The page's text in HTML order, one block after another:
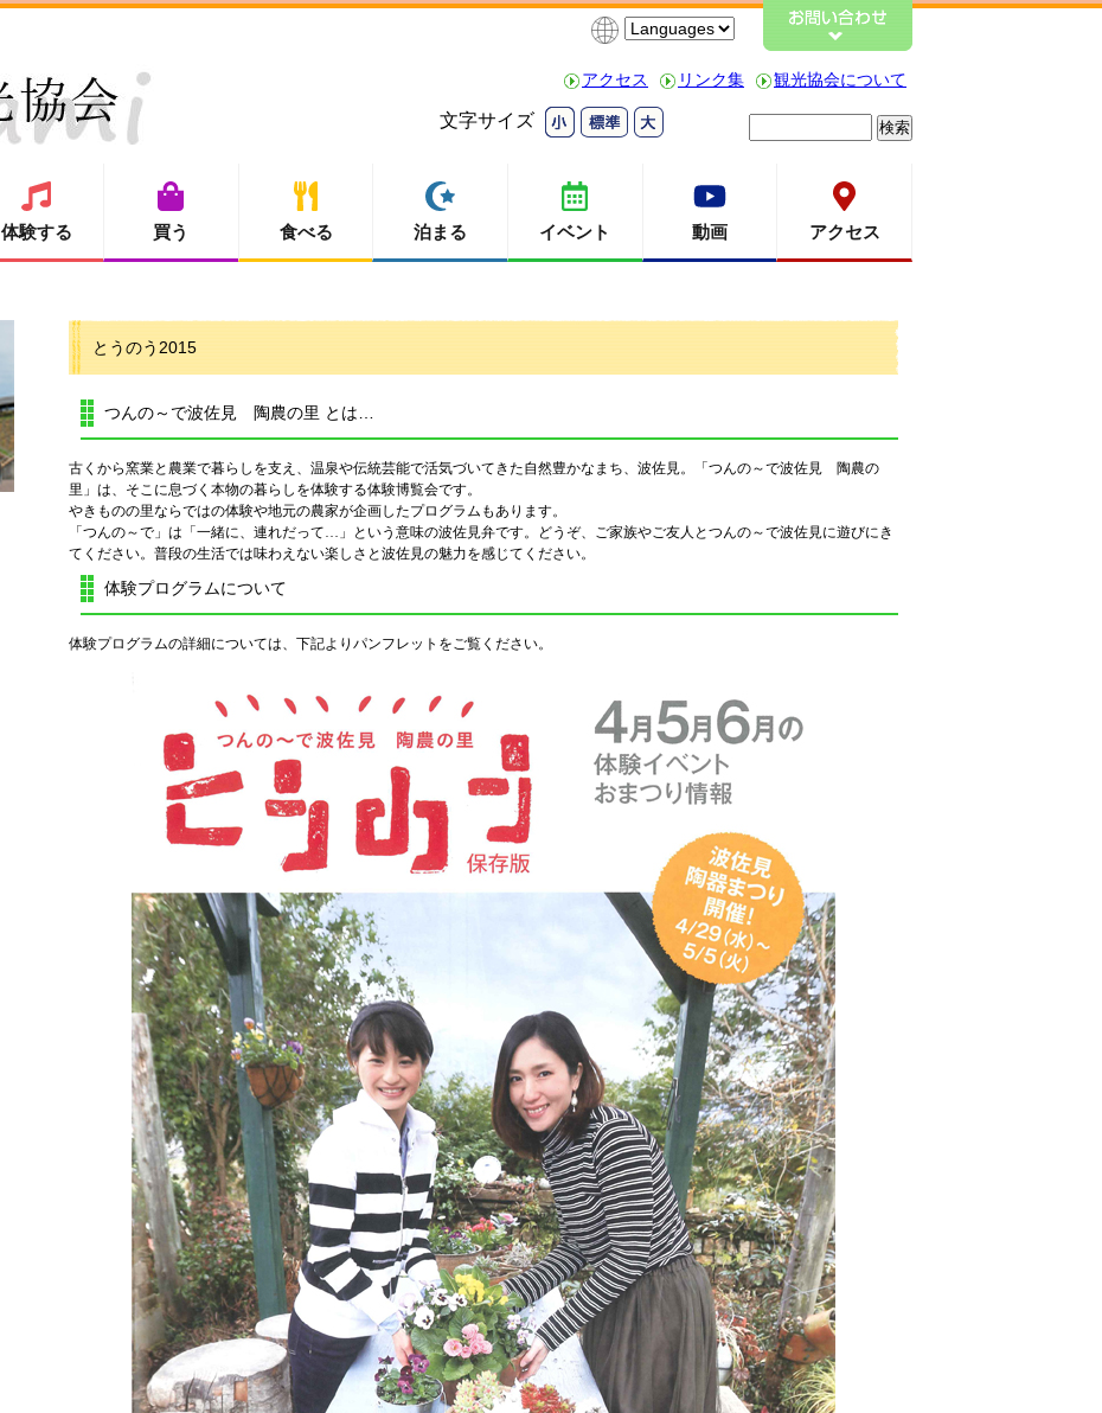
観光協会について
リンク集
アクセス
文字サイズ
体験する 買う 食べる 泊まる イベント 動画 アクセス
とうのう2015
つんの～で波佐見 陶農の里 とは…
古くから窯業と農業で暮らしを支え、温泉や伝統芸能で活気づいてきた自然豊かなまち、波佐見。「つんの～で波佐見 陶農の
里」は、そこに息づく本物の暮らしを体験する体験博覧会です。
やきものの里ならではの体験や地元の農家が企画したプログラムもあります。
「つんの～で」は「一緒に、連れだって…」という意味の波佐見弁です。どうぞ、ご家族やご友人とつんの～で波佐見に遊びにき
てください。普段の生活では味わえない楽しさと波佐見の魅力を感じてください。
体験プログラムについて
体験プログラムの詳細については、下記よりパンフレットをご覧ください。